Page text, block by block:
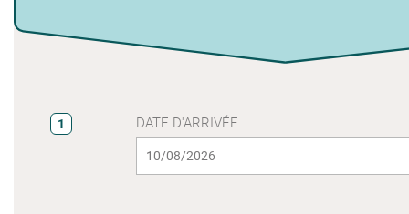
1 DATE D'ARRIVÉE